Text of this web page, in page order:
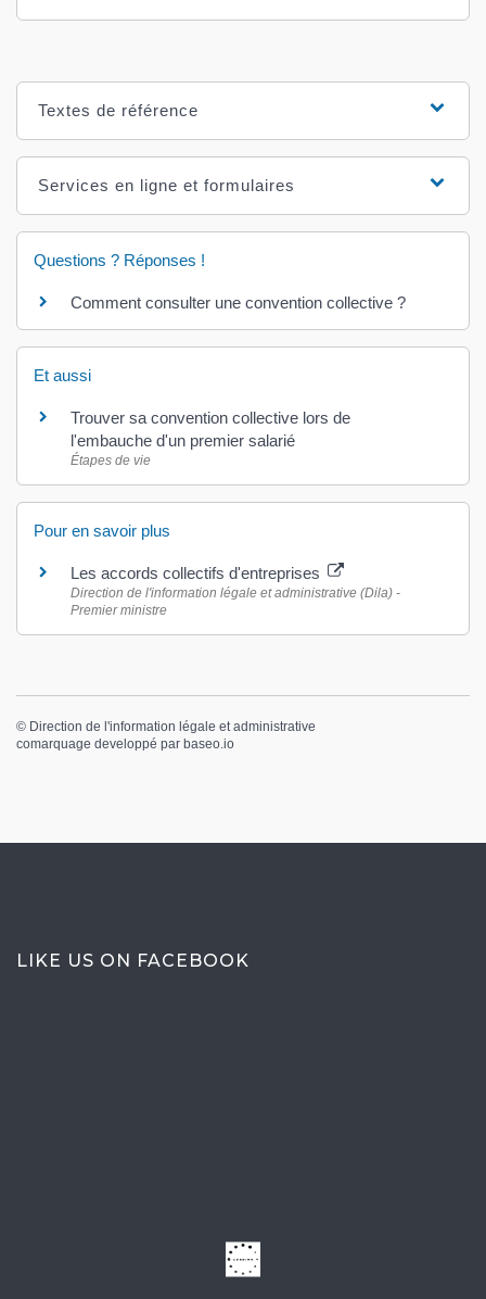
Textes de référence
Services en ligne et formulaires
Questions ? Réponses !
Comment consulter une convention collective ?
Et aussi
Trouver sa convention collective lors de
l'embauche d'un premier salarié
Étapes de vie
Pour en savoir plus
Les accords collectifs d'entreprises
Direction de l'information légale et administrative (Dila) -
Premier ministre
© Direction de l'information légale et administrative
comarquage developpé par baseo.io
LIKE US ON FACEBOOK